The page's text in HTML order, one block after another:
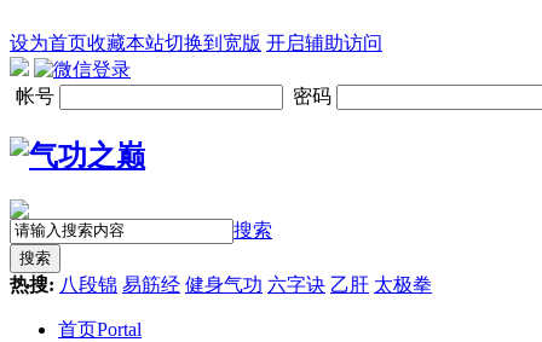
设为首页收藏本站切换到宽版 开启辅助访问
帐号 密码
搜索
搜索
热搜: 八段锦 易筋经 健身气功 六字诀 乙肝 太极拳
首页Portal